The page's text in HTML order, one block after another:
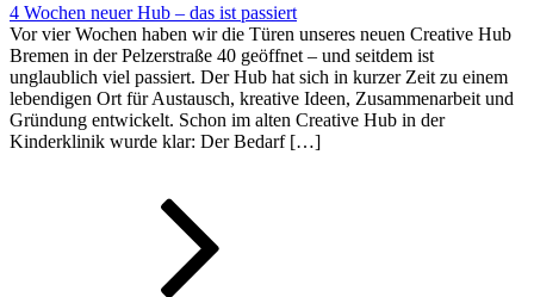
4 Wochen neuer Hub – das ist passiert
Vor vier Wochen haben wir die Türen unseres neuen Creative Hub
Bremen in der Pelzerstraße 40 geöffnet – und seitdem ist
unglaublich viel passiert. Der Hub hat sich in kurzer Zeit zu einem
lebendigen Ort für Austausch, kreative Ideen, Zusammenarbeit und
Gründung entwickelt. Schon im alten Creative Hub in der
Kinderklinik wurde klar: Der Bedarf […]